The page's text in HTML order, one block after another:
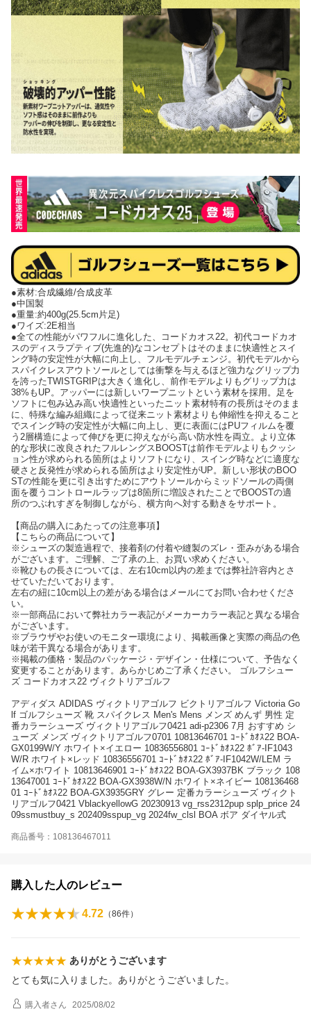
●素材:合成繊維/合成皮革
●中国製
●重量:約400g(25.5cm片足)
●ワイズ:2E相当
●全ての性能がパワフルに進化した、コードカオス22。初代コードカオ
スのディスラプティブ(先進的)なコンセプトはそのままに快適性とスイ
ング時の安定性が大幅に向上し、フルモデルチェンジ。初代モデルから
スパイクレスアウトソールとしては衝撃を与えるほど強力なグリップ力
を誇ったTWISTGRIPは大きく進化し、前作モデルよりもグリップ力は
38%もUP。アッパーには新しいワープニットという素材を採用。足を
ソフトに包み込み高い快適性といったニット素材特有の長所はそのまま
に、特殊な編み組織によって従来ニット素材よりも伸縮性を抑えること
でスイング時の安定性が大幅に向上し、更に表面にはPUフィルムを覆
う2層構造によって伸びを更に抑えながら高い防水性を両立。より立体
的な形状に改良されたフルレングスBOOSTは前作モデルよりもクッシ
ョン性が求められる箇所はよりソフトになり、スイング時などに適度な
硬さと反発性が求められる箇所はより安定性がUP。新しい形状のBOO
STの性能を更に引き出すためにアウトソールからミッドソールの両側
面を覆うコントロールラップは8箇所に増設されたことでBOOSTの適
所のつぶれすぎを制御しながら、横方向へ対する動きをサポート。
【商品の購入にあたっての注意事項】
【こちらの商品について】
※シューズの製造過程で、接着剤の付着や縫製のズレ・歪みがある場合
がございます。ご理解、ご了承の上、お買い求めください。
※靴ひもの長さについては、左右10cm以内の差までは弊社許容内とさ
せていただいております。
左右の紐に10cm以上の差がある場合はメールにてお問い合わせくださ
い。
※一部商品において弊社カラー表記がメーカーカラー表記と異なる場合
がございます。
※ブラウザやお使いのモニター環境により、掲載画像と実際の商品の色
味が若干異なる場合があります。
※掲載の価格・製品のパッケージ・デザイン・仕様について、予告なく
変更することがあります。あらかじめご了承ください。 ゴルフシュー
ズ コードカオス22 ヴィクトリアゴルフ
アディダス ADIDAS ヴィクトリアゴルフ ビクトリアゴルフ Victoria Go
lf ゴルフシューズ 靴 スパイクレス Men's Mens メンズ めんず 男性 定
番カラーシューズ ヴィクトリアゴルフ0421 adi-p2306 7月 おすすめ シ
ューズ メンズ ヴィクトリアゴルフ0701 10813646701 ｺｰﾄﾞｶｵｽ22 BOA-
GX0199W/Y ホワイト×イエロー 10836556801 ｺｰﾄﾞｶｵｽ22 ﾎﾞｱ-IF1043
W/R ホワイト×レッド 10836556701 ｺｰﾄﾞｶｵｽ22 ﾎﾞｱ-IF1042W/LEM ラ
イム×ホワイト 10813646901 ｺｰﾄﾞｶｵｽ22 BOA-GX3937BK ブラック 108
13647001 ｺｰﾄﾞｶｵｽ22 BOA-GX3938W/N ホワイト×ネイビー 108136468
01 ｺｰﾄﾞｶｵｽ22 BOA-GX3935GRY グレー 定番カラーシューズ ヴィクト
リアゴルフ0421 VblackyellowG 20230913 vg_rss2312pup splp_price 24
09ssmustbuy_s 202409sspup_vg 2024fw_clsl BOA ボア ダイヤル式
商品番号：108136467011
購入した人のレビュー
4.72 （86件）
ありがとうございます
とても気に入りました。ありがとうございました。
購入者さん 2025/08/02